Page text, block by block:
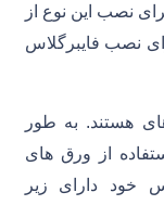
نصب این نوع از
نصب فایبرگلاس
هستند. به طور
از ورق های
خود دارای زیر